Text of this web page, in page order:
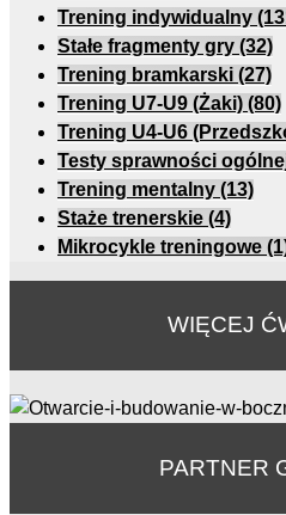
Trening indywidualny
Stałe fragmenty gry (32)
Trening bramkarski (27)
Trening U7-U9 (Żaki) (80)
Trening U4-U6
Testy sprawności
Trening mentalny (13)
Staże trenerskie (4)
Mikrocykle treningowe
WIĘCEJ
PARTNER